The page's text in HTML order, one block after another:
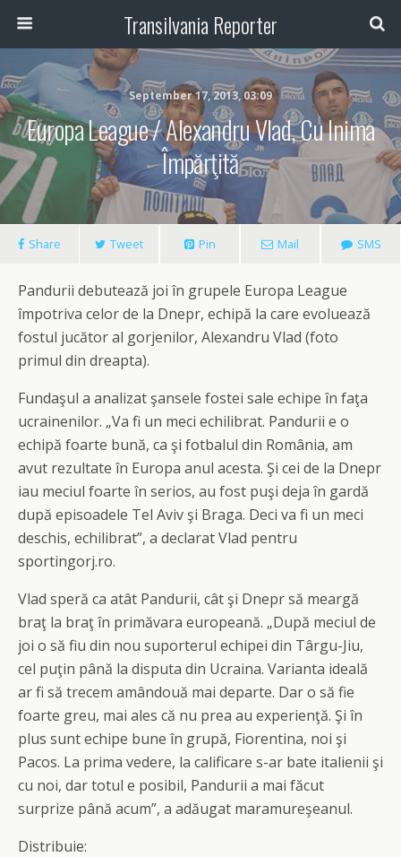
Transilvania Reporter
September 17, 2013, 03:09
Europa League / Alexandru Vlad, Cu Inima
Împărţită
Share Tweet Pin Mail SMS
Pandurii debutează joi în grupele Europa League
împotriva celor de la Dnepr, echipă la care evoluează
fostul jucător al gorjenilor, Alexandru Vlad (foto
primul din dreapta).
Fundaşul a analizat şansele fostei sale echipe în faţa
ucrainenilor. „Va fi un meci echilibrat. Pandurii e o
echipă foarte bună, ca şi fotbalul din România, am
avut rezultate în Europa anul acesta. Şi cei de la Dnepr
iau meciul foarte în serios, au fost puşi deja în gardă
după episoadele Tel Aviv şi Braga. Deci va fi un meci
deschis, echilibrat”, a declarat Vlad pentru
sportingorj.ro.
Vlad speră ca atât Pandurii, cât şi Dnepr să meargă
braţ la braţ în primăvara europeană. „După meciul de
joi o să fiu din nou suporterul echipei din Târgu-Jiu,
cel puţin până la disputa din Ucraina. Varianta ideală
ar fi să trecem amândouă mai departe. Dar o să fie
foarte greu, mai ales că nu prea au experienţă. Şi în
plus sunt echipe bune în grupă, Fiorentina, noi şi
Pacos. La prima vedere, la calificare s-ar bate italienii şi
cu noi, dar totul e posibil, Pandurii a mai făcut
surprize până acum”, a adăugat maramureşeanul.
Distribuie: